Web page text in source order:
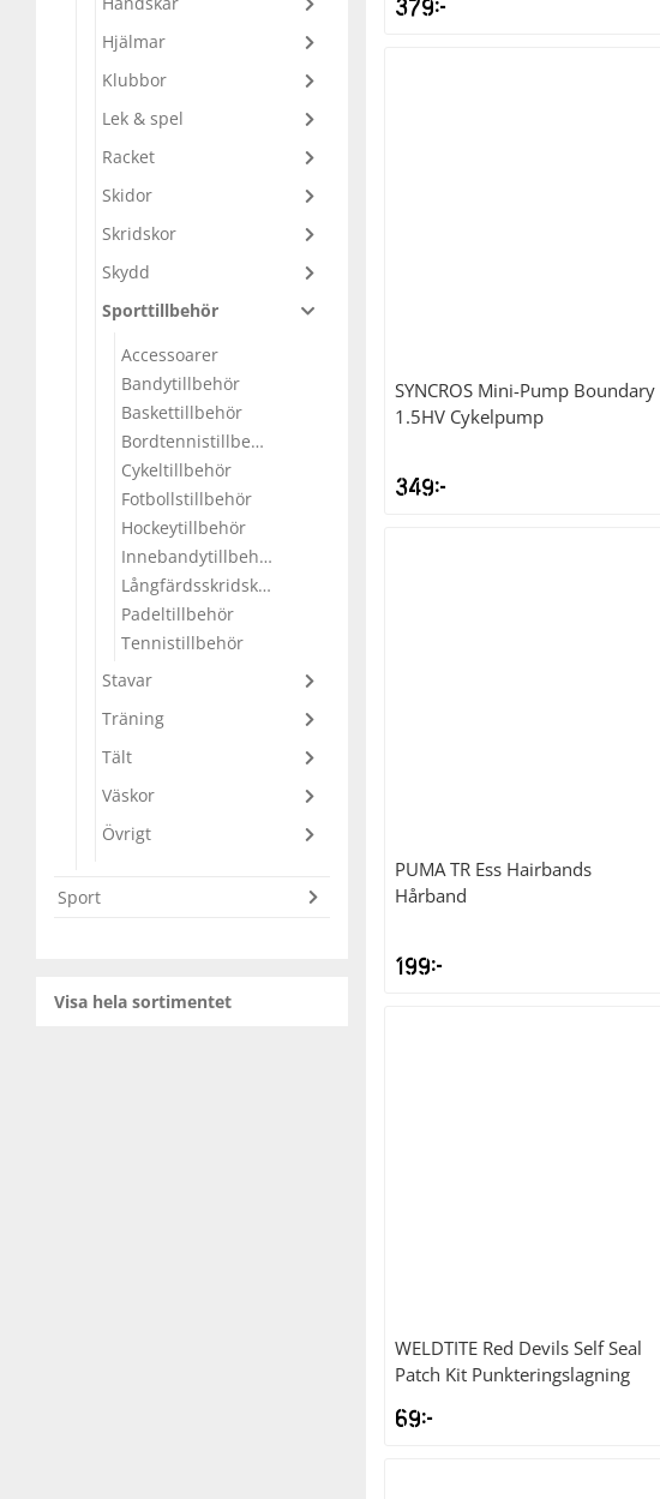
Underkläder
Skydd
Sporttillbehör
Tält
Väskor
Underkläder
Skydd
Sporttillbehör
Tält
Väskor
Längdåkning
Löpning
Padel
Rullskidor
Simning
Sportswear
Squash
Volleyboll
379kr
SYNCROS Mini-Pump Boundary
1.5HV Cykelpump
349kr
PUMA TR Ess Hairbands
Hårband
199kr
WELDTITE Red Devils Self Seal
Patch Kit Punkteringslagning
69kr
Hjälmar
Klubbor
Lek & spel
Racket
Skidor
Skridskor
Skydd
Sporttillbehör
Accessoarer
Bandytillbehör
Baskettillbehör
Bordtennistillbehör
Cykeltillbehör
Fotbollstillbehör
Hockeytillbehör
Innebandytillbehör
Långfärdsskridskor tillbehör
Padeltillbehör
Tennistillbehör
Stavar
Träning
Tält
Väskor
Övrigt
Sport
Visa hela sortimentet